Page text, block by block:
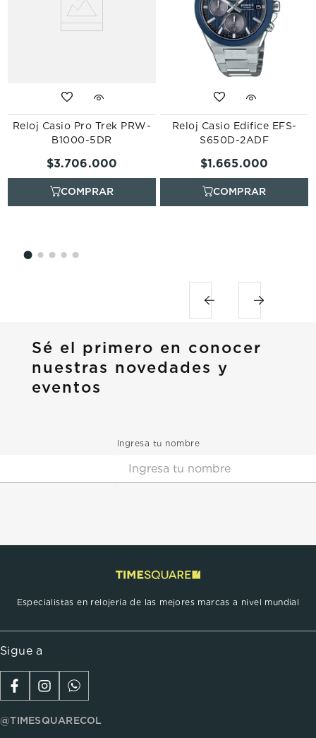
Reloj Casio Pro Trek PRW-
B1000-5DR
$3.706.000
Reloj Casio Edifice EFS-
S650D-2ADF
$1.665.000
Sé el primero en conocer
nuestras novedades y
eventos
Ingresa tu nombre
Especialistas en relojería de las mejores marcas a nivel mundial
Sigue a
@TIMESQUARECOL